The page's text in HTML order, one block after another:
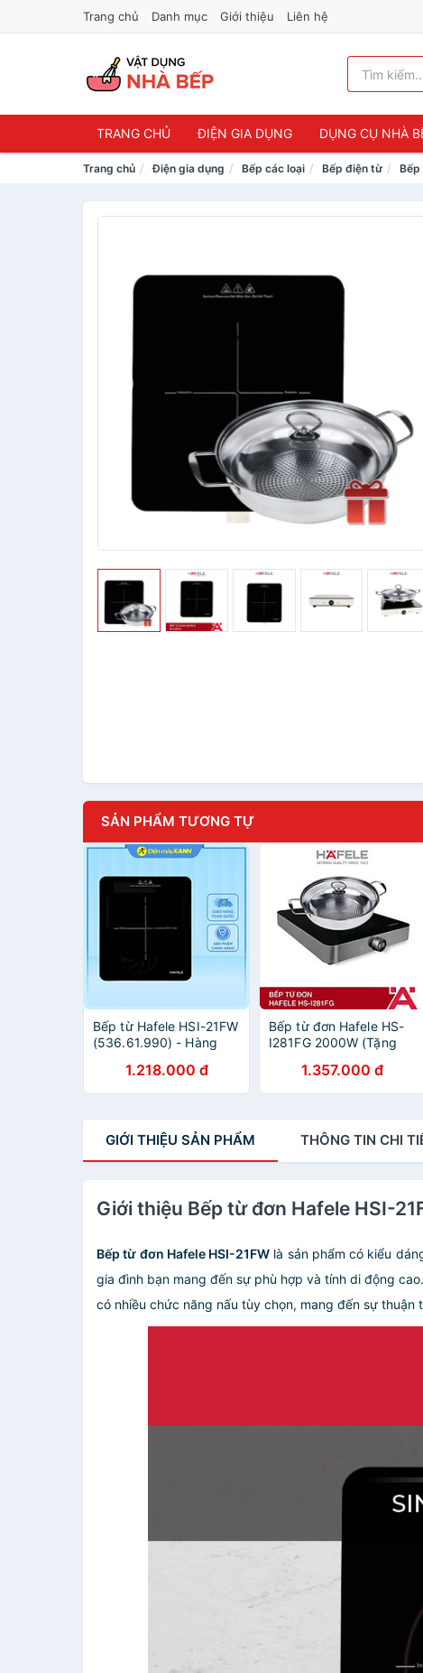
Trang chủ Danh mục Giới thiệu Liên hệ
TRANG CHỦ ĐIỆN GIA DỤNG DỤNG CỤ NHÀ
Trang chủ Điện gia dụng Bếp các loại Bếp điện từ Bếp
SẢN PHẨM TƯƠNG TỰ
Bếp từ Hafele HSI-21FW
(536.61.990) - Hàng
1.218.000 đ
Bếp từ đơn Hafele HS-
I281FG 2000W (Tặng
Hãng 536.61.991
1.357.000 đ
GIỚI THIỆU SẢN PHẨM THÔNG TIN CHI
Giới thiệu Bếp từ đơn Hafele HSI-
Bếp từ đơn Hafele HSI-21FW là sản phẩm có kiểu
gia đình bạn mang đến sự phù hợp và tính di động
có nhiều chức năng nấu tùy chọn, mang đến sự thuận